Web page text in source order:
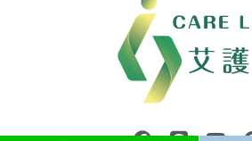
中壢醫療器材｜醫療器材補助｜出院醫
連結到連結到連